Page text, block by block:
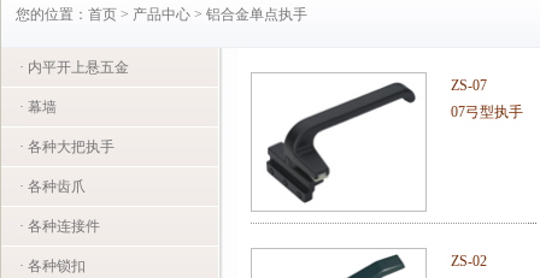
您的位置：首页 > 产品中心 > 铝合金单点执手
· 内平开上悬五金
· 幕墙
· 各种大把执手
· 各种齿爪
· 各种连接件
· 各种锁扣
ZS-07
07弓型执手
ZS-02